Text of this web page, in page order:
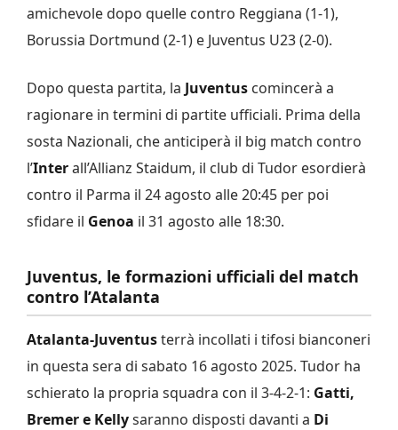
amichevole dopo quelle contro Reggiana (1-1),
Borussia Dortmund (2-1) e Juventus U23 (2-0).
Dopo questa partita, la Juventus comincerà a
ragionare in termini di partite ufficiali. Prima della
sosta Nazionali, che anticiperà il big match contro
l’Interall’Allianz Staidum, il club di Tudor esordierà
contro il Parma il 24 agosto alle 20:45 per poi
sfidare il Genoa il 31 agosto alle 18:30.
Juventus, le formazioni ufficiali del match
contro l’Atalanta
Atalanta-Juventusterrà incollati i tifosi bianconeri
in questa sera di sabato 16 agosto 2025. Tudor ha
schierato la propria squadra con il 3-4-2-1: Gatti,
Bremer e Kellysaranno disposti davanti a Di